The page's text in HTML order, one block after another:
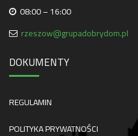
08:00 – 16:00
rzeszow@grupadobrydom.pl
DOKUMENTY
REGULAMIN
POLITYKA PRYWATNOŚCI